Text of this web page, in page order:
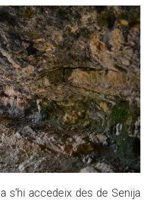
s'hi accedeix des de Senija